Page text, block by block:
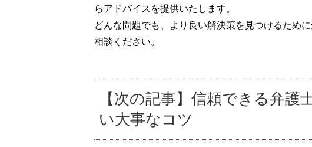
らアドバイスを提供いたします。
どんな問題でも、より良い解決策を見つけるため
相談ください。
【次の記事】信頼できる弁
い大事なコツ